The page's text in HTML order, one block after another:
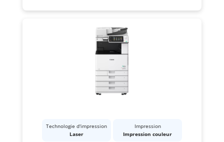
Technologie d'impression
Laser
Impression
Impression couleur